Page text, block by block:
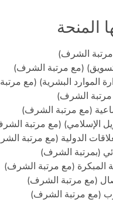
مرتبة الشرف)
(مع مرتبة الشرف)
الموارد البشرية) (مع
مرتبة الشرف)
(مع مرتبة الشرف)
الإسلامي) (مع مرتبة
الدولية (مع مرتبة
(بمرتبة الشرف)
المبكرة (مع مرتبة الشرف)
(مع مرتبة الشرف)
(مع مرتبة الشرف)